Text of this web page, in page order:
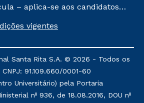
– aplica-se aos candidatos
agendada, que ofertam bolsas
que ainda não tenham efetivado
ou trancado sua
Instituições da Cruzeiro do
período de 1 ano. Tais condições
vigentes
Santa Rita S.A. © 2026 - Todos os
91.109.660/0001-60
Universitário) pela Portaria
nº 936, de 18.08.2016, DOU nº